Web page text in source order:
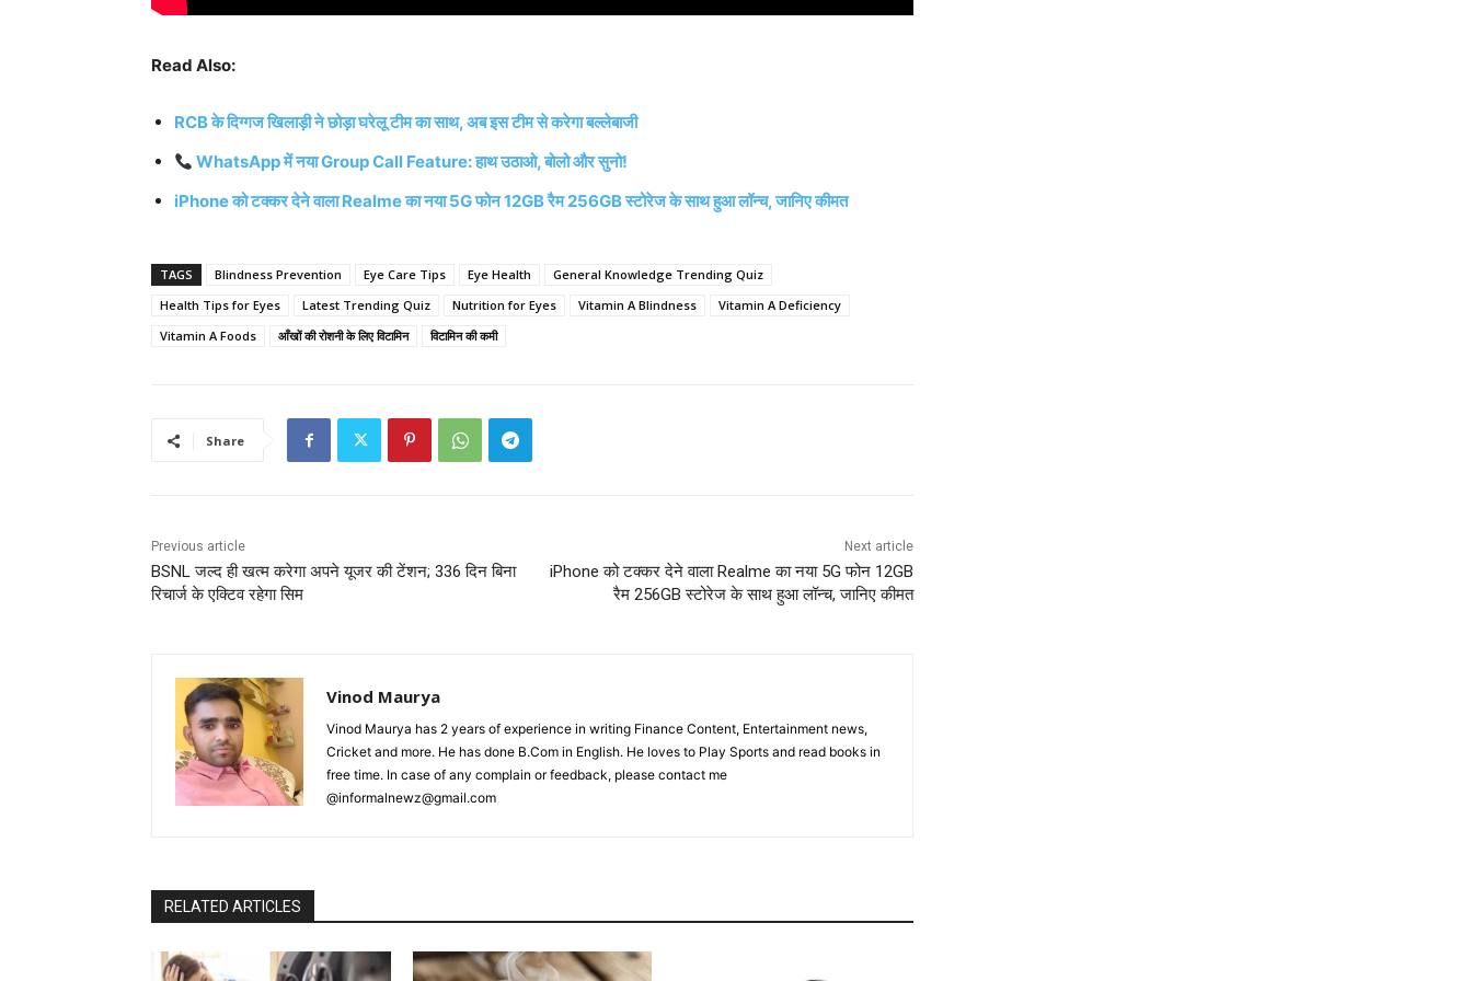
Read Also:
RCB के दिग्गज खिलाड़ी ने छोड़ा घरेलू टीम का साथ, अब इस टीम से करेगा बल्लेबाजी
WhatsApp में नया Group Call Feature: हाथ उठाओ, बोलो और सुनो!
iPhone को टक्कर देने वाला Realme का नया 5G फोन 12GB रैम 256GB स्टोरेज के साथ हुआ लॉन्च, जानिए कीमत
TAGS Blindness Prevention Eye Care Tips Eye Health
General Knowledge Trending Quiz
Health Tips for Eyes
Latest Trending Quiz Nutrition for Eyes Vitamin A Blindness
Vitamin A Deficiency
Vitamin A Foods
आँखों की रोशनी के लिए विटामिन विटामिन की कमी
Share
Previous article
BSNL जल्द ही खत्म करेगा अपने यूजर की टेंशन; 336 दिन बिना
रिचार्ज के एक्टिव रहेगा सिम
Next article
iPhone को टक्कर देने वाला Realme का नया 5G फोन 12GB
रैम 256GB स्टोरेज के साथ हुआ लॉन्च, जानिए कीमत
Vinod Maurya
Vinod Maurya has 2 years of experience in writing Finance Content, Entertainment news,
Cricket and more. He has done B.Com in English. He loves to Play Sports and read books in
free time. In case of any complain or feedback, please contact me
@informalnewz@gmail.com
RELATED ARTICLES